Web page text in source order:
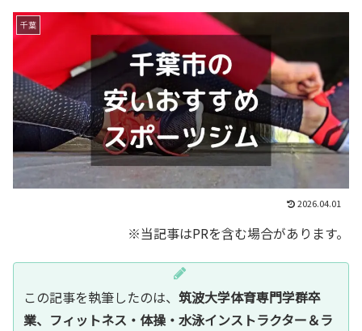
千葉
2026.04.01
※当記事はPRを含む場合があります。
この記事を執筆したのは、 筑波大学体育専門学群卒
業、フィットネス・体操・水泳インストラクター＆ラ